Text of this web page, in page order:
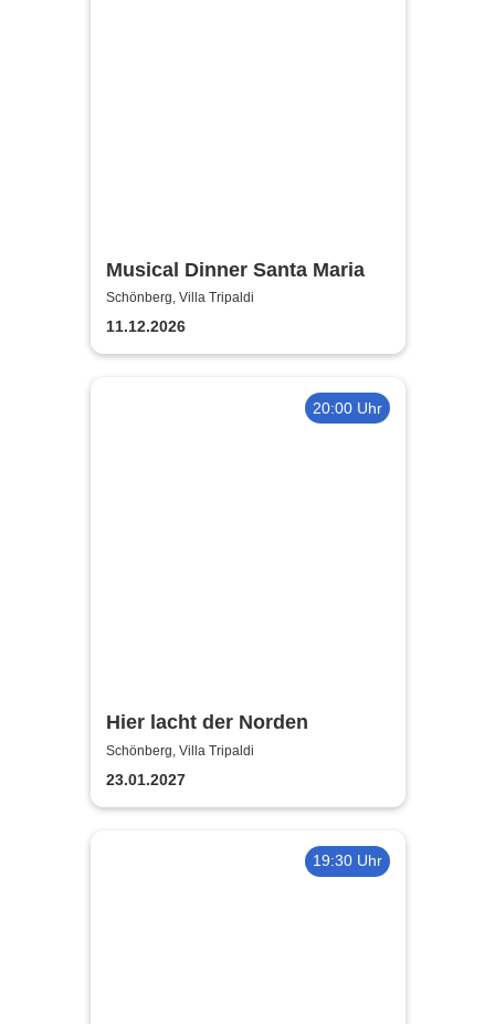
Musical Dinner Santa Maria
Schönberg, Villa Tripaldi
11.12.2026
20:00 Uhr
Hier lacht der Norden
Schönberg, Villa Tripaldi
23.01.2027
19:30 Uhr